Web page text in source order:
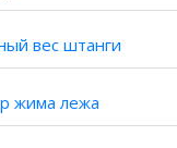
вес штанги
жима лежа